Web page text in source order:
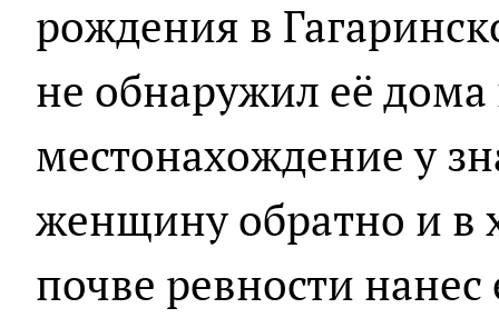
рождения в
не обнаружил её дома
местонахождение у
женщину обратно и в
почве ревности